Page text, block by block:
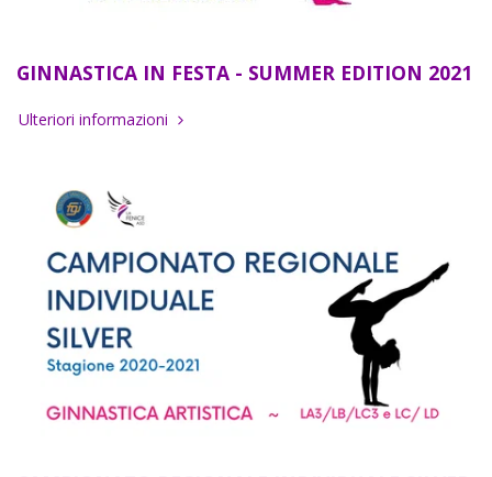
GINNASTICA IN FESTA - SUMMER EDITION 2021
Ulteriori informazioni